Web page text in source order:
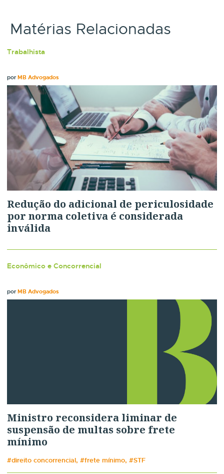
Matérias Relacionadas
Trabalhista
porMB Advogados
Redução do adicional de periculosidade
por norma coletiva é considerada
inválida
Econômico e Concorrencial
porMB Advogados
Ministro reconsidera liminar de
suspensão de multas sobre frete
mínimo
#direito concorrencial, #frete mínimo, #STF